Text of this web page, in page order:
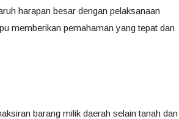
harapan besar dengan pelaksanaan
memberikan pemahaman yang tepat dan
barang milik daerah selain tanah dan